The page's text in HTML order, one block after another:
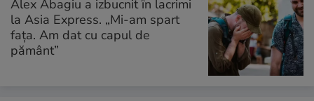
Alex Abagiu a izbucnit în lacrimi
la Asia Express. „Mi-am spart
faţa. Am dat cu capul de
pământ”